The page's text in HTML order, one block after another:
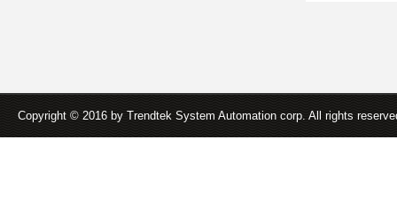
Copyright © 2016 by Trendtek System Automation corp. All rights